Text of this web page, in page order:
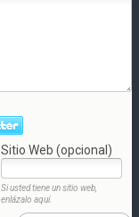
Sitio Web (opcional)
Si usted tiene un sitio web,
enlázalo aquí.